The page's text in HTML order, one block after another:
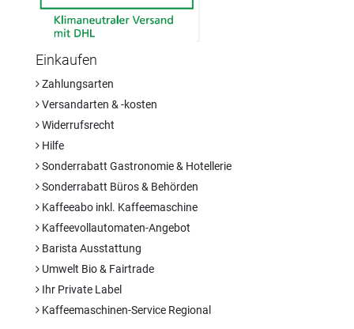
Einkaufen
Zahlungsarten
Versandarten & -kosten
Widerrufsrecht
Hilfe
Sonderrabatt Gastronomie & Hotellerie
Sonderrabatt Büros & Behörden
Kaffeeabo inkl. Kaffeemaschine
Kaffeevollautomaten-Angebot
Barista Ausstattung
Umwelt Bio & Fairtrade
Ihr Private Label
Kaffeemaschinen-Service Regional